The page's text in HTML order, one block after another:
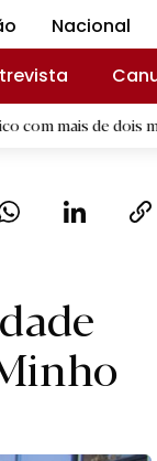
Nacional
mil atletas |